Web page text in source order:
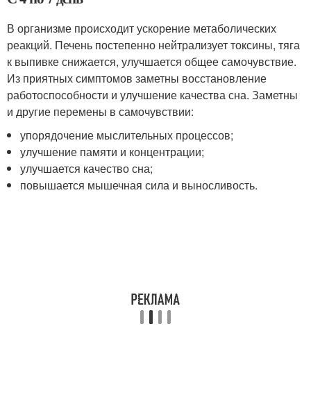
В организме происходит ускорение метаболических
реакций. Печень постепенно нейтрализует токсины, тяга
к выпивке снижается, улучшается общее самочувствие.
Из приятных симптомов заметны восстановление
работоспособности и улучшение качества сна. Заметны
и другие перемены в самочувствии:
упорядочение мыслительных процессов;
улучшение памяти и концентрации;
улучшается качество сна;
повышается мышечная сила и выносливость.